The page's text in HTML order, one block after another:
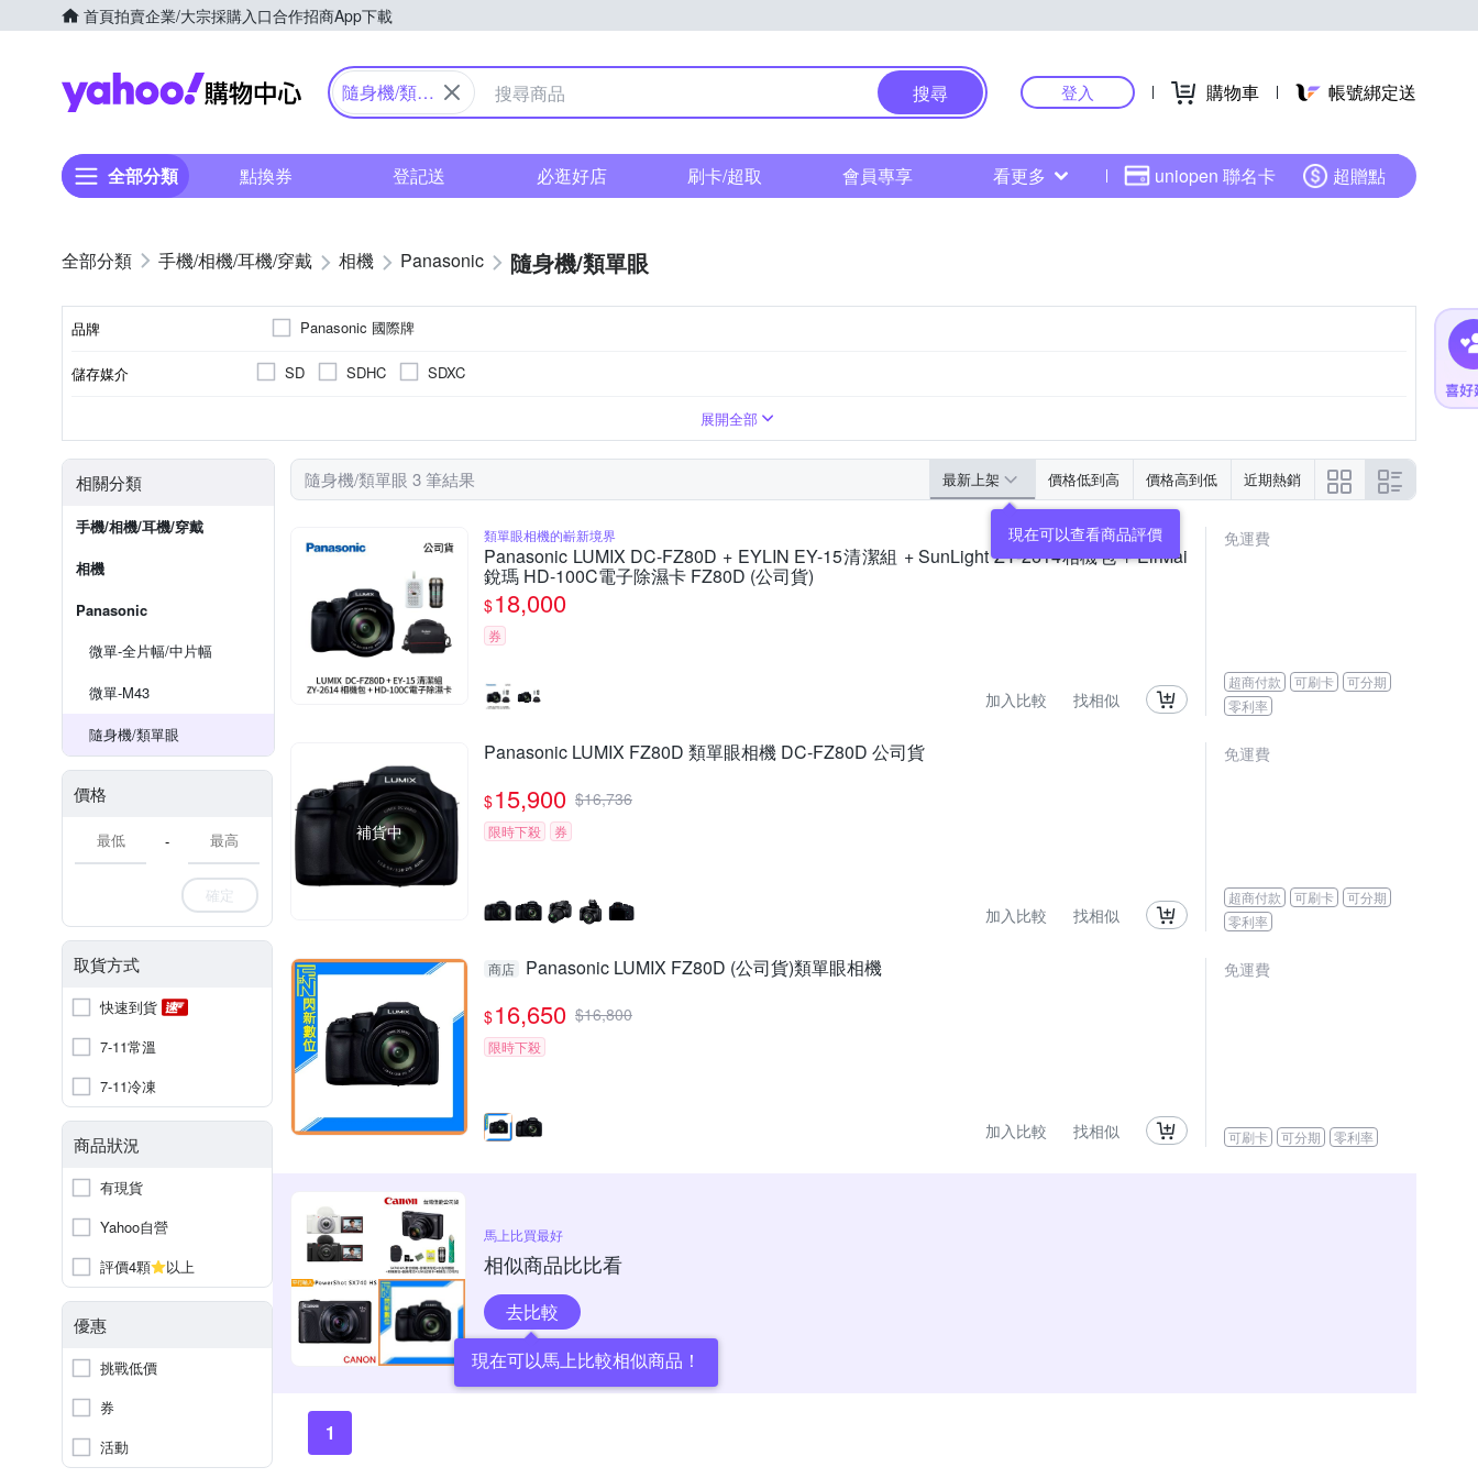
首頁拍賣企業/大宗採購入口合作招商App下載
Yahoo購物中心
隨身機/類單
搜尋 登入 購物車 帳號綁定送
全部分類 點換券 登記送 必逛好店 刷卡/超取 會員專享 看更多 uniopen 聯名卡 超贈點
手機/相機/耳機/穿戴 相機 Panasonic 隨身機/類單眼
品牌 Panasonic 國際牌
儲存媒介 SD SDHC SDXC
展開全部
相關分類
手機/相機/耳機/穿戴
相機
Panasonic
微單-全片幅/中片幅
微單-M43
隨身機/類單眼
價格
-
確定
取貨方式
快速到貨
7-11常溫
7-11冷凍
商品狀況
有現貨
Yahoo自營
評價4顆
以上
優惠
挑戰低價
券
活動
隨身機/類單眼 3 筆結果 最新上架 價格低到高 價格高到低 近期熱銷
現在可以查看商品評價
類單眼相機的嶄新境界
Panasonic LUMIX DC-FZ80D + EYLIN EY-15清潔組 + SunLight ZY-2614相機包 + EirMai
銳瑪 HD-100C電子除濕卡 FZ80D (公司貨)
$18,000
券
加入比較 找相似
免運費
超商付款 可刷卡
可分期
零利率
補貨中
Panasonic LUMIX FZ80D 類單眼相機 DC-FZ80D 公司貨
$15,900 $16,736
限時下殺 券
加入比較 找相似
免運費
超商付款 可刷卡
可分期
零利率
商店 Panasonic LUMIX FZ80D (公司貨)類單眼相機
$16,650 $16,800
限時下殺
加入比較 找相似
免運費
可刷卡 可分期 零利率
馬上比買最好
相似商品比比看
去比較
現在可以馬上比較相似商品！
1